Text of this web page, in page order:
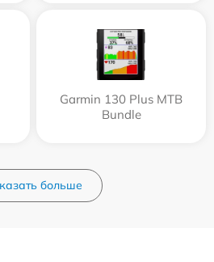
Garmin 130 Plus MTB
Bundle
больше